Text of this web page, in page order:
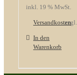
inkl. 19 % MwSt.
zzgl.
Versandkosten
In den
Warenkorb